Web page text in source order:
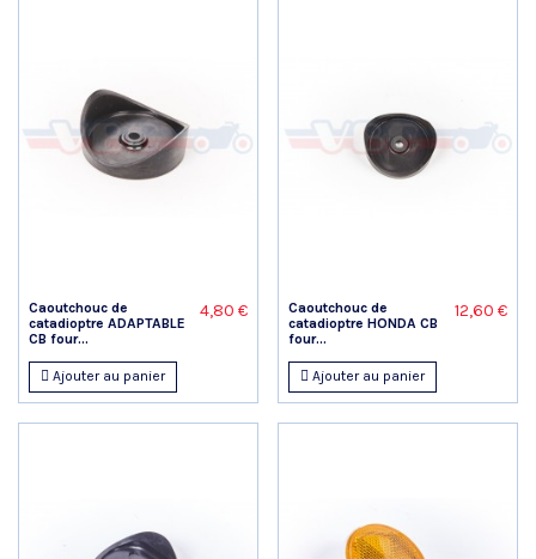
Caoutchouc de
catadioptre ADAPTABLE
CB four...
4,80 €
Ajouter au panier
Caoutchouc de
catadioptre HONDA CB
four...
12,60 €
Ajouter au panier